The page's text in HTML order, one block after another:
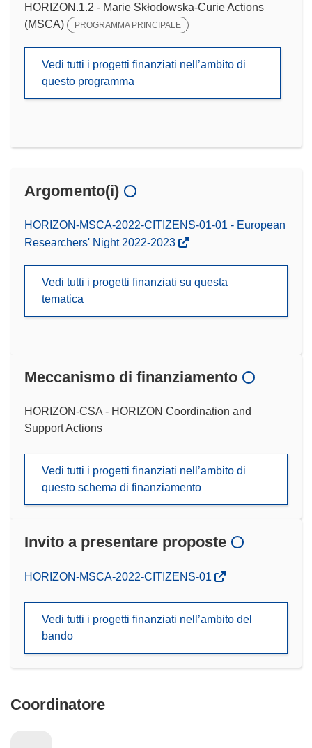
HORIZON.1.2 - Marie Skłodowska-Curie Actions
(MSCA)
PROGRAMMA PRINCIPALE
Vedi tutti i progetti finanziati nell’ambito di
questo programma
Argomento(i)
HORIZON-MSCA-2022-CITIZENS-01-01 - European
Researchers' Night 2022-2023
Vedi tutti i progetti finanziati su questa
tematica
Meccanismo di finanziamento
HORIZON-CSA - HORIZON Coordination and
Support Actions
Vedi tutti i progetti finanziati nell’ambito di
questo schema di finanziamento
Invito a presentare proposte
(si
nuova
HORIZON-MSCA-2022-CITIZENS-01
Vedi tutti i progetti finanziati nell’ambito del
bando
Coordinatore